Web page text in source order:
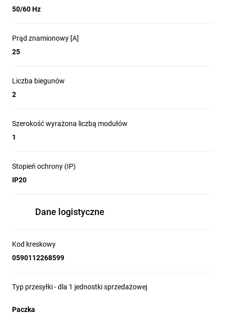
50/60 Hz
Prąd znamionowy [A]
25
Liczba biegunów
2
Szerokość wyrażona liczbą modułów
1
Stopień ochrony (IP)
IP20
Dane logistyczne
Kod kreskowy
0590112268599
Typ przesyłki - dla 1 jednostki sprzedażowej
Paczka